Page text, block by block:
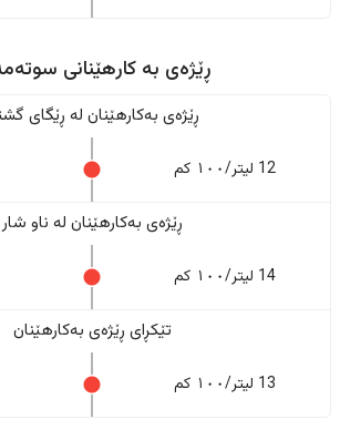
ڕێژەى به کارهێنانی
ڕێژەى بەکارهێنان له ڕێگای
12 لیتر/١٠٠ کم
ڕێژەى بەکارهێنان له ناو شار
14 لیتر/١٠٠ کم
تێکڕای ڕێژەى بەکارهێنان
13 لیتر/١٠٠ کم